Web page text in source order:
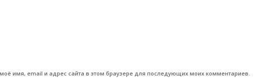
имя, email и адрес сайта в этом браузере для последующих моих комментариев.